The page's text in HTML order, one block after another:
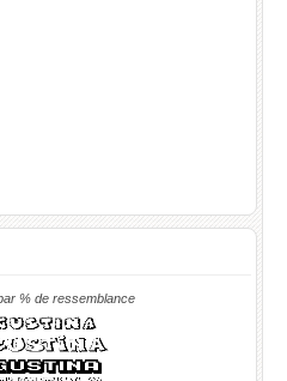
% de ressemblance